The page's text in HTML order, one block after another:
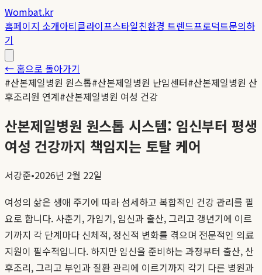
Wombat.kr
홈페이지 소개아티클라이프스타일친환경 트렌드프로덕트문의하
기
← 홈으로 돌아가기
#산본제일병원 원스톱#산본제일병원 난임센터#산본제일병원 산
후조리원 연계#산본제일병원 여성 건강
산본제일병원 원스톱 시스템: 임신부터 평생
여성 건강까지 책임지는 토탈 케어
서강준•2026년 2월 22일
여성의 삶은 생애 주기에 따라 섬세하고 복합적인 건강 관리를 필
요로 합니다. 사춘기, 가임기, 임신과 출산, 그리고 갱년기에 이르
기까지 각 단계마다 신체적, 정신적 변화를 겪으며 전문적인 의료
지원이 필수적입니다. 하지만 임신을 준비하는 과정부터 출산, 산
후조리, 그리고 부인과 질환 관리에 이르기까지 각기 다른 병원과